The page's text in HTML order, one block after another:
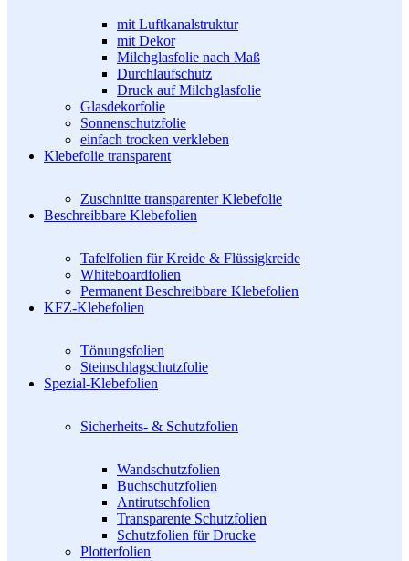
mit Luftkanalstruktur
mit Dekor
Milchglasfolie nach Maß
Durchlaufschutz
Druck auf Milchglasfolie
Glasdekorfolie
Sonnenschutzfolie
einfach trocken verkleben
Klebefolie transparent
Zuschnitte transparenter Klebefolie
Beschreibbare Klebefolien
Tafelfolien für Kreide & Flüssigkreide
Whiteboardfolien
Permanent Beschreibbare Klebefolien
KFZ-Klebefolien
Tönungsfolien
Steinschlagschutzfolie
Spezial-Klebefolien
Sicherheits- & Schutzfolien
Wandschutzfolien
Buchschutzfolien
Antirutschfolien
Transparente Schutzfolien
Schutzfolien für Drucke
Plotterfolien